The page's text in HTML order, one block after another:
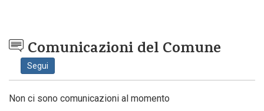
Comunicazioni del Comune
Segui
Non ci sono comunicazioni al momento